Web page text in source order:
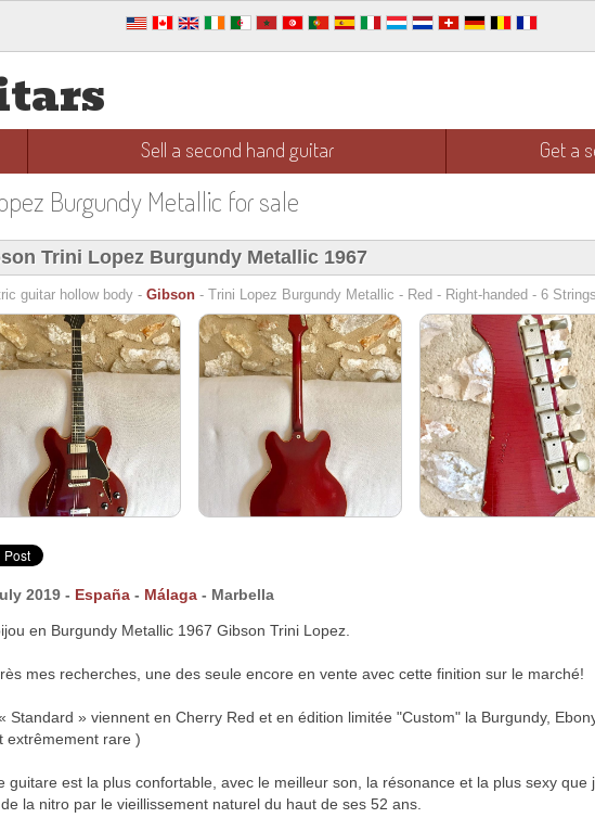
Sell a second hand guitar Get a
Burgundy Metallic for sale
Trini Lopez Burgundy Metallic 1967
guitar hollow body - Gibson - Trini Lopez Burgundy Metallic - Red - Right-handed - 6
2019 - España - Málaga - Marbella
en Burgundy Metallic 1967 Gibson Trini Lopez.
mes recherches, une des seule encore en vente avec cette finition sur le marché!
Standard » viennent en Cherry Red et en édition limitée "Custom" la Burgundy,
extrêmement rare )
guitare est la plus confortable, avec le meilleur son, la résonance et la plus sexy
la nitro par le vieillissement naturel du haut de ses 52 ans.